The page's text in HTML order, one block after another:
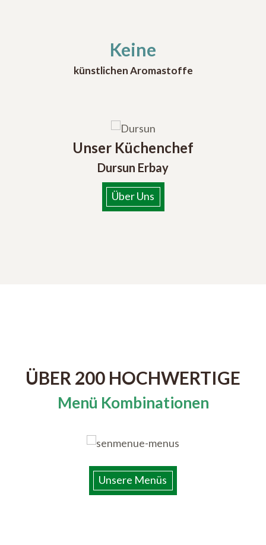
Keine
künstlichen Aromastoffe
Unser Küchenchef
Dursun Erbay
Über Uns
ÜBER 200 HOCHWERTIGE
Menü Kombinationen
Unsere Menüs